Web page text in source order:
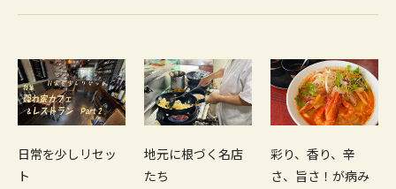
日常を少しリセッ
ト
地元に根づく名店
たち
彩り、香り、辛
さ、旨さ！が病み